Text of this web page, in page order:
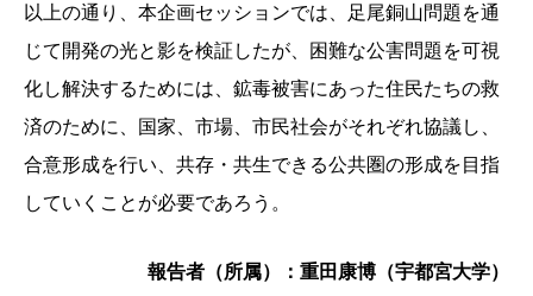
以上の通り、本企画セッションでは、足尾銅山問題を通
じて開発の光と影を検証したが、困難な公害問題を可視
化し解決するためには、鉱毒被害にあった住民たちの救
済のために、国家、市場、市民社会がそれぞれ協議し、
合意形成を行い、共存・共生できる公共圏の形成を目指
していくことが必要であろう。
報告者（所属）：重田康博（宇都宮大学）